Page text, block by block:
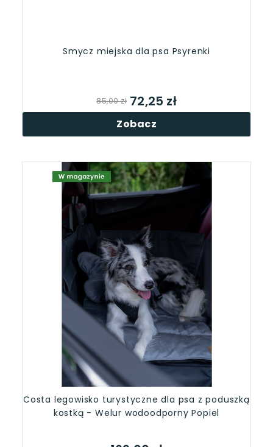
Smycz miejska dla psa Psyrenki
85,00 zł 72,25 zł
Zobacz
Costa legowisko turystyczne dla psa z poduszką
kostką - Welur wodoodporny Popiel